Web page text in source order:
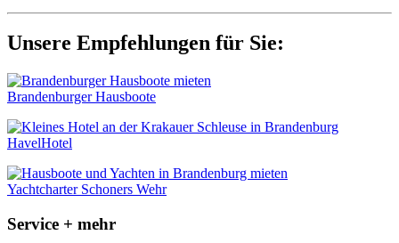
Unsere Empfehlungen für Sie:
Brandenburger Hausboote
HavelHotel
Yachtcharter Schoners Wehr
Service + mehr